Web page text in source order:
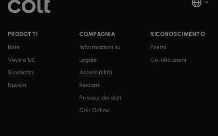
PRODOTTI
Rete
Voce e UC
Sicurezza
Nuvola
COMPAGNIA
Informazioni su
Legale
Accessibilità
Reclami
Privacy dei dati
Colt Online
RICONOSCIMENTO
Premi
Certificazioni